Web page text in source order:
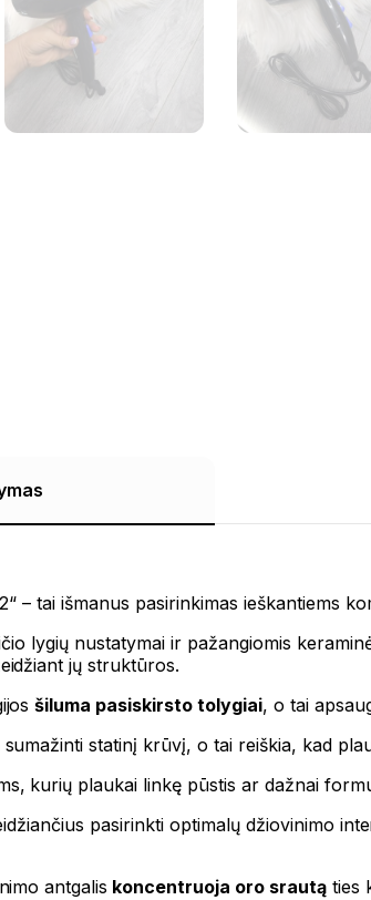
– tai išmanus pasirinkimas ieškantiems
lygių nustatymai ir pažangiomis
jų struktūros.
šiluma pasiskirsto tolygiai, o tai
statinį krūvį, o tai reiškia, kad
kurių plaukai linkę pūstis ar dažnai
pasirinkti optimalų džiovinimo
antgalis koncentruoja oro srautąties